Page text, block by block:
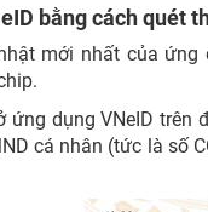
bằng cách quét
mới nhất của ứng
ứng dụng VNeID trên
cá nhân (tức là số